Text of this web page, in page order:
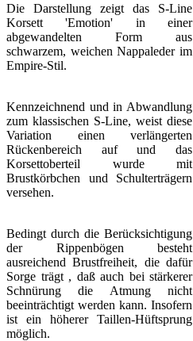
Die Darstellung zeigt das S-Line
Korsett 'Emotion' in einer
abgewandelten Form aus
schwarzem, weichen Nappaleder im
Empire-Stil.
Kennzeichnend und in Abwandlung
zum klassischen S-Line, weist diese
Variation einen verlängerten
Rückenbereich auf und das
Korsettoberteil wurde mit
Brustkörbchen und Schulterträgern
versehen.
Bedingt durch die Berücksichtigung
der Rippenbögen besteht
ausreichend Brustfreiheit, die dafür
Sorge trägt , daß auch bei stärkerer
Schnürung die Atmung nicht
beeinträchtigt werden kann. Insofern
ist ein höherer Taillen-Hüftsprung
möglich.